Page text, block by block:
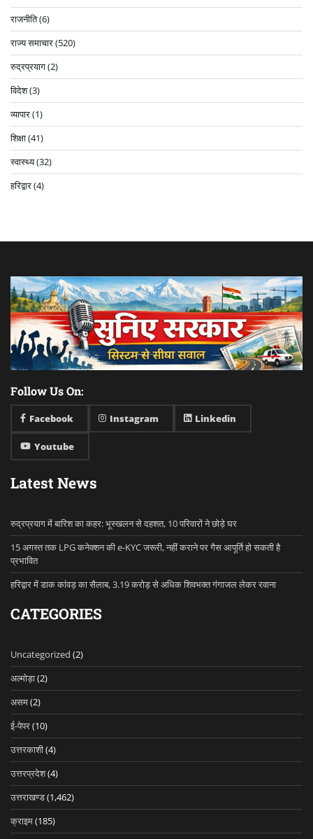
राजनीति(6)
राज्य समाचार(520)
रुद्रप्रयाग(2)
विदेश(3)
व्यापार(1)
शिक्षा(41)
स्वास्थ्य(32)
हरिद्वार(4)
Follow Us On:
Facebook Instagram Linkedin
Youtube
Latest News
रुद्रप्रयाग में बारिश का कहर: भूस्खलन से दहशत, 10 परिवारों ने छोड़े घर
15 अगस्त तक LPG कनेक्शन की e-KYC जरूरी, नहीं कराने पर गैस आपूर्ति हो सकती है
प्रभावित
हरिद्वार में डाक कांवड़ का सैलाब, 3.19 करोड़ से अधिक शिवभक्त गंगाजल लेकर रवाना
CATEGORIES
Uncategorized (2)
अल्मोड़ा(2)
असम(2)
ई-पेपर(10)
उत्तरकाशी(4)
उत्तरप्रदेश(4)
उत्तराखण्ड(1,462)
क्राइम(185)